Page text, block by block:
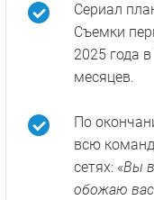
Сериал
Съемки
2025 года
месяцев.
По
всю
сетях: «Вы
обожаю вас